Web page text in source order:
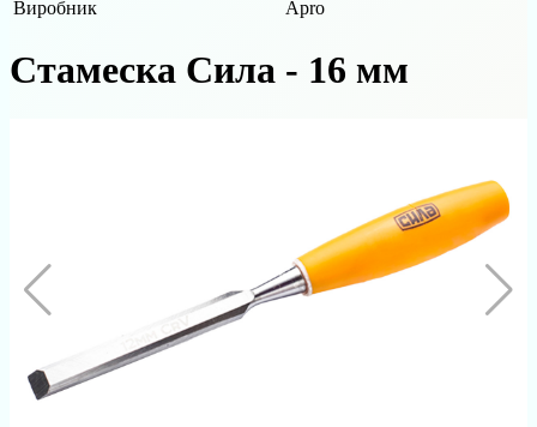
Виробник
Apro
Стамеска Сила - 16 мм